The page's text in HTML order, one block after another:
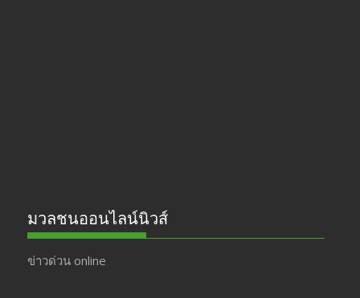
มวลชนออนไลน์นิวส์
ข่าวด่วน online